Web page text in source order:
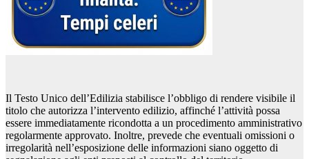
Il Testo Unico dell’Edilizia stabilisce l’obbligo di rendere visibile il
titolo che autorizza l’intervento edilizio, affinché l’attività possa
essere immediatamente ricondotta a un procedimento amministrativo
regolarmente approvato. Inoltre, prevede che eventuali omissioni o
irregolarità nell’esposizione delle informazioni siano oggetto di